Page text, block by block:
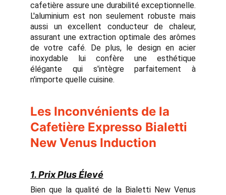
cafetière assure une durabilité exceptionnelle.
L'aluminium est non seulement robuste mais
aussi un excellent conducteur de chaleur,
assurant une extraction optimale des arômes
de votre café. De plus, le design en acier
inoxydable lui confère une esthétique
élégante qui s'intègre parfaitement à
n'importe quelle cuisine.
Les Inconvénients de la
Cafetière Expresso Bialetti
New Venus Induction
1. Prix Plus Élevé
Bien que la qualité de la Bialetti New Venus